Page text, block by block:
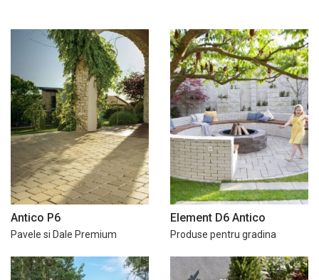
Antico P6
Pavele si Dale Premium
Element D6 Antico
Produse pentru gradina